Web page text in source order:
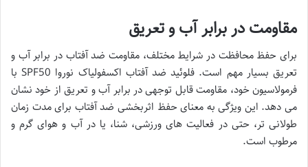
مقاومت در برابر آب و تعریق
برای حفظ محافظت در شرایط مختلف، مقاومت ضد آفتاب در برابر آب و
تعریق بسیار مهم است. فلوئید ضد آفتاب اکسفولیاک نوروا SPF50 با
فرمولاسیون خود، مقاومت قابل توجهی در برابر آب و تعریق از خود نشان
می دهد. این ویژگی به معنای حفظ اثربخشی ضد آفتاب برای مدت زمان
طولانی تر، حتی در فعالیت های ورزشی، شنا، یا در آب و هوای گرم و
مرطوب است.